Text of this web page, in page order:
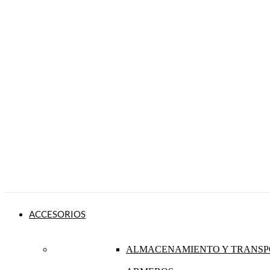
ACCESORIOS
ALMACENAMIENTO Y